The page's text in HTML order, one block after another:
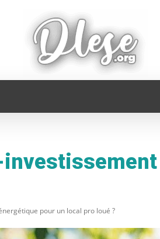
pour un local pro loué ?